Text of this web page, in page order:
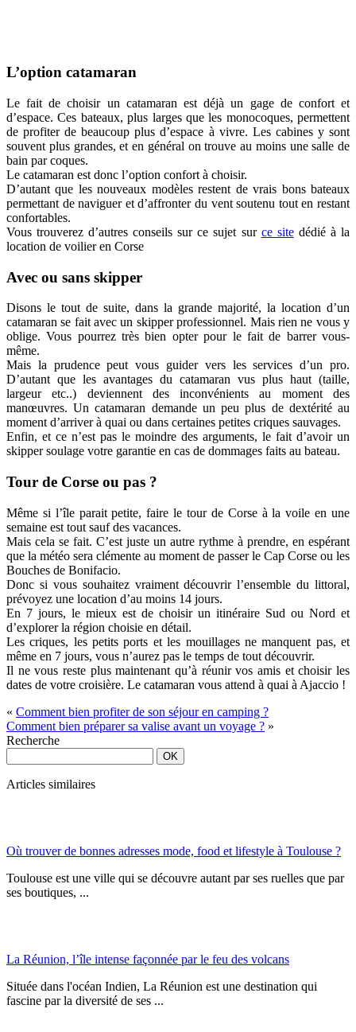
L’option catamaran
Le fait de choisir un catamaran est déjà un gage de confort et
d’espace. Ces bateaux, plus larges que les monocoques, permettent
de profiter de beaucoup plus d’espace à vivre. Les cabines y sont
souvent plus grandes, et en général on trouve au moins une salle de
bain par coques.
Le catamaran est donc l’option confort à choisir.
D’autant que les nouveaux modèles restent de vrais bons bateaux
permettant de naviguer et d’affronter du vent soutenu tout en restant
confortables.
Vous trouverez d’autres conseils sur ce sujet sur ce sitedédié à la
location de voilier en Corse
Avec ou sans skipper
Disons le tout de suite, dans la grande majorité, la location d’un
catamaran se fait avec un skipper professionnel. Mais rien ne vous y
oblige. Vous pourrez très bien opter pour le fait de barrer vous-
même.
Mais la prudence peut vous guider vers les services d’un pro.
D’autant que les avantages du catamaran vus plus haut (taille,
largeur etc..) deviennent des inconvénients au moment des
manœuvres. Un catamaran demande un peu plus de dextérité au
moment d’arriver à quai ou dans certaines petites criques sauvages.
Enfin, et ce n’est pas le moindre des arguments, le fait d’avoir un
skipper soulage votre garantie en cas de dommages faits au bateau.
Tour de Corse ou pas ?
Même si l’île parait petite, faire le tour de Corse à la voile en une
semaine est tout sauf des vacances.
Mais cela se fait. C’est juste un autre rythme à prendre, en espérant
que la météo sera clémente au moment de passer le Cap Corse ou les
Bouches de Bonifacio.
Donc si vous souhaitez vraiment découvrir l’ensemble du littoral,
prévoyez une location d’au moins 14 jours.
En 7 jours, le mieux est de choisir un itinéraire Sud ou Nord et
d’explorer la région choisie en détail.
Les criques, les petits ports et les mouillages ne manquent pas, et
même en 7 jours, vous n’aurez pas le temps de tout découvrir.
Il ne vous reste plus maintenant qu’à réunir vos amis et choisir les
dates de votre croisière. Le catamaran vous attend à quai à Ajaccio !
« Comment bien profiter de son séjour en camping ?
Comment bien préparer sa valise avant un voyage ? »
Recherche
Articles similaires
Où trouver de bonnes adresses mode, food et lifestyle à Toulouse ?
Toulouse est une ville qui se découvre autant par ses ruelles que par
ses boutiques, ...
La Réunion, l’île intense façonnée par le feu des volcans
Située dans l'océan Indien, La Réunion est une destination qui
fascine par la diversité de ses ...